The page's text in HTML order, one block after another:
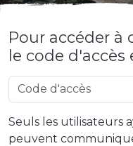
Pour accéder à
le code d'accès
Seuls les utilisateurs
peuvent